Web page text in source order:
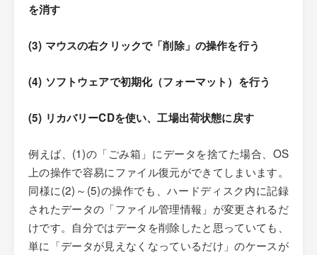
を消す
(3) マウスの右クリックで「削除」の操作を行う
(4) ソフトウェアで初期化（フォーマット）を行う
(5) リカバリーCDを使い、工場出荷状態に戻す
例えば、(1)の「ごみ箱」にデータを捨てた場合、OS
上の操作で容易にファイル復元ができてしまいます。
同様に(2)～(5)の操作でも、ハードディスク内に記録
されたデータの「ファイル管理情報」が変更されるだ
けです。自分ではデータを削除したと思っていても、
単に「データが見えなくなっているだけ」のケースが